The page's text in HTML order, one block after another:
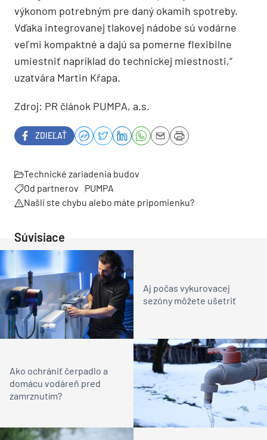
výkonom potrebným pre daný okamih spotreby.
Vďaka integrovanej tlakovej nádobe sú vodárne
veľmi kompaktné a dajú sa pomerne flexibilne
umiestniť napríklad do technickej miestnosti,“
uzatvára Martin Křapa.
Zdroj: PR článok PUMPA, a.s.
ZDIEĽAŤ
Technické zariadenia budov
Od partnerov
PUMPA
Našli ste chybu alebo máte pripomienku?
Súvisiace
Aj počas vykurovacej
sezóny môžete ušetriť
Ako ochrániť čerpadlo a
domácu vodáreň pred
zamrznutím?